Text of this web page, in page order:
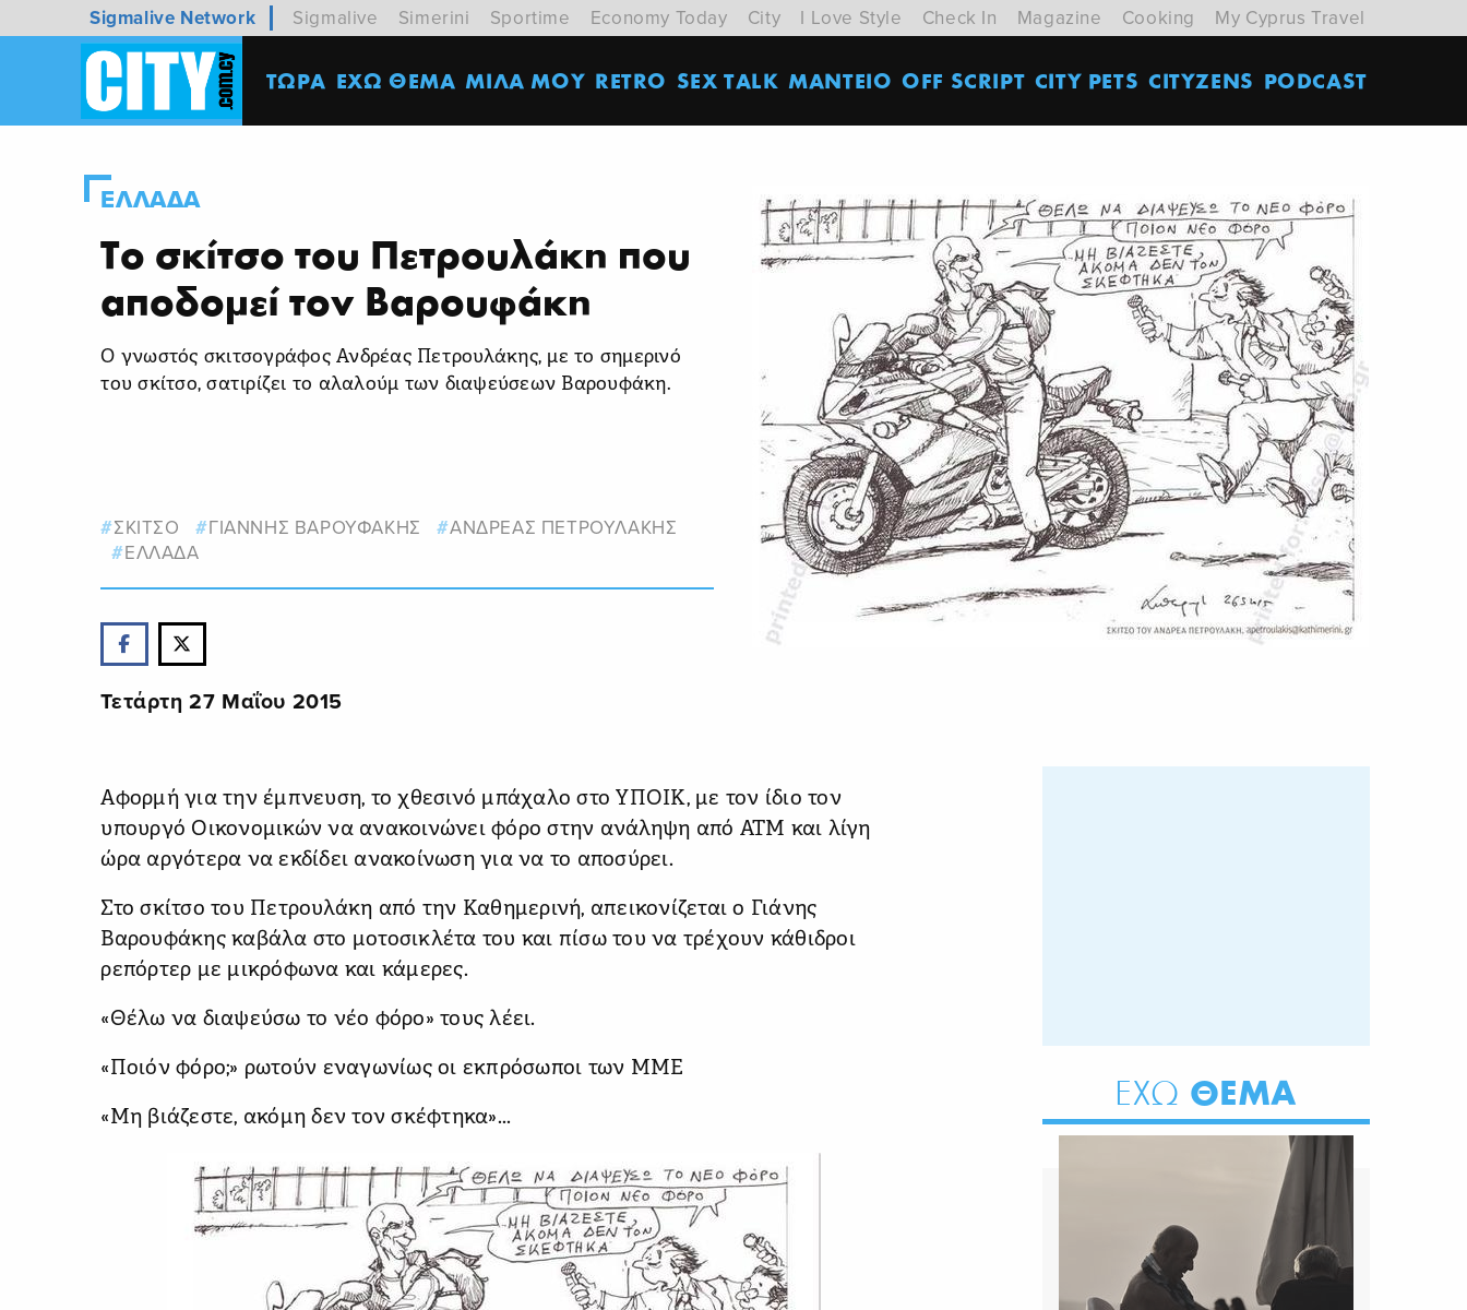
Sigmalive Network Sigmalive Simerini Sportime Economy Today City I Love Style Check In Magazine Cooking My Cyprus Travel
ΤΩΡΑ ΕΧΩ ΘΕΜΑ MΙΛΑ ΜΟΥ RETRO SEX TALK ΜΑΝΤΕΙΟ OFF SCRIPT CITY PETS CITYZENS PODCAST
ΕΛΛΑΔΑ
Το σκίτσο του Πετρουλάκη που
αποδομεί τον Βαρουφάκη
Ο γνωστός σκιτσογράφος Ανδρέας Πετρουλάκης, με το σημερινό
του σκίτσο, σατιρίζει το αλαλούμ των διαψεύσεων Βαρουφάκη.
ΣΚΙΤΣΟ ΓΙΑΝΝΗΣ ΒΑΡΟΥΦΑΚΗΣ
ΑΝΔΡΕΑΣ ΠΕΤΡΟΥΛΑΚΗΣ
ΕΛΛΑΔΑ
Τετάρτη 27 Μαΐου 2015
Αφορμή για την έμπνευση, το χθεσινό μπάχαλο στο ΥΠΟΙΚ, με τον ίδιο τον
υπουργό Οικονομικών να ανακοινώνει φόρο στην ανάληψη από ΑΤΜ και λίγη
ώρα αργότερα να εκδίδει ανακοίνωση για να το αποσύρει.
Στο σκίτσο του Πετρουλάκη από την Καθημερινή, απεικονίζεται ο Γιάνης
Βαρουφάκης καβάλα στο μοτοσικλέτα του και πίσω του να τρέχουν κάθιδροι
ρεπόρτερ με μικρόφωνα και κάμερες.
«Θέλω να διαψεύσω το νέο φόρο» τους λέει.
«Ποιόν φόρο;» ρωτούν εναγωνίως οι εκπρόσωποι των ΜΜΕ
«Μη βιάζεστε, ακόμη δεν τον σκέφτηκα»...
ΕΧΩ ΘΕΜΑ